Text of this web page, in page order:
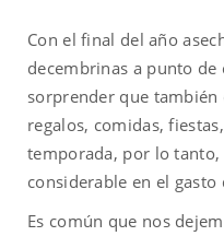
Con el final del año
decembrinas a punto de
sorprender que
regalos, comidas,
temporada, por lo
considerable en el gasto
Es común que nos